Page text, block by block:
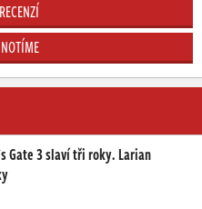
Gate 3 slaví tři roky. Larian